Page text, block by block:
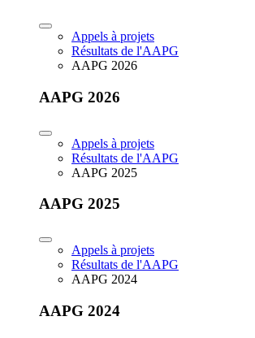
Appels à projets
Résultats de l'AAPG
AAPG 2026
AAPG 2026
Appels à projets
Résultats de l'AAPG
AAPG 2025
AAPG 2025
Appels à projets
Résultats de l'AAPG
AAPG 2024
AAPG 2024